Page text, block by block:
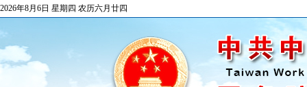
2026年8月6日 星期四 农历六月廿四